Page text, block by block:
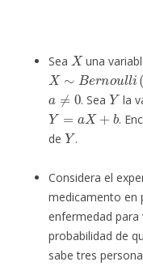
Sea
X
una
X∼ Berno ulli(p)
a≠ 0
. Sea
Y
la
Y=a X+b
.
de
Y
.
Considera el
medicamento en
enfermedad para
probabilidad de
sabe tres